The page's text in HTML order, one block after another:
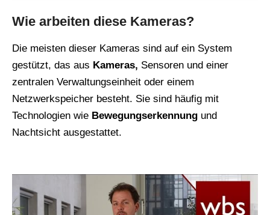
Wie arbeiten diese Kameras?
Die meisten dieser Kameras sind auf ein System
gestützt, das aus Kameras, Sensoren und einer
zentralen Verwaltungseinheit oder einem
Netzwerkspeicher besteht. Sie sind häufig mit
Technologien wie Bewegungserkennung und
Nachtsicht ausgestattet.